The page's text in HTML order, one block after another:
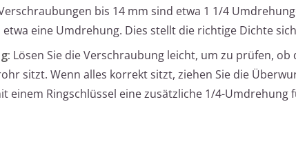
bis 14 mm sind etwa 1 1/4
eine Umdrehung. Dies stellt die richtige Dichte
Lösen Sie die Verschraubung leicht, um zu prüfen,
sitzt. Wenn alles korrekt sitzt, ziehen Sie die
einem Ringschlüssel eine zusätzliche 1/4-Umdrehung